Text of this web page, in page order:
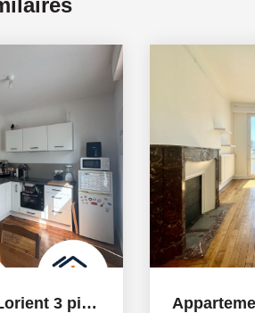
Appartement Lorient 3 pièce(s) 44.76 m2 avec Terrasse - rue...